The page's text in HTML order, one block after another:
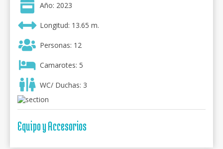
Año: 2023
Longitud: 13.65 m.
Personas: 12
Camarotes: 5
WC/ Duchas: 3
Equipo y Accesorios